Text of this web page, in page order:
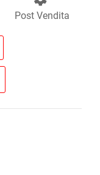
Post Vendita